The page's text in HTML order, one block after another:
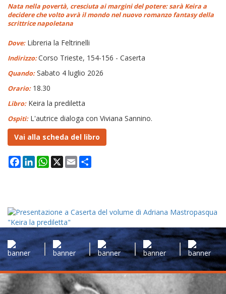
Nata nella povertà, cresciuta ai margini del potere: sarà Keira a
decidere che volto avrà il mondo nel nuovo romanzo fantasy della
scrittrice napoletana
Dove:Libreria la Feltrinelli
Indirizzo:Corso Trieste, 154-156 - Caserta
Quando:Sabato 4 luglio 2026
Orario:18.30
Libro:Keira la prediletta
Ospiti:L'autrice dialoga con Viviana Sannino.
Vai alla scheda del libro
Facebook
LinkedInWhatsApp
X Email